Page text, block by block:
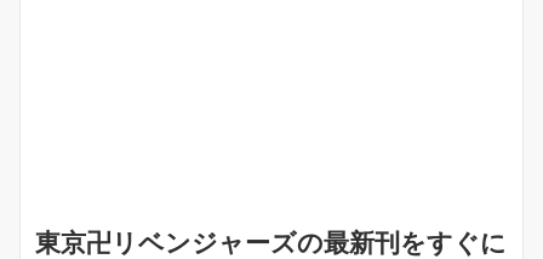
東京卍リベンジャーズの最新刊をすぐに